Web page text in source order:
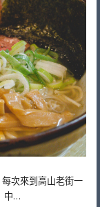
次來到高山老街一
中…